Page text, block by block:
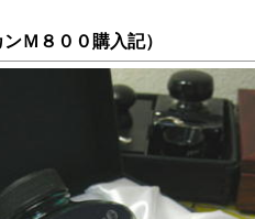
Ｍ８００購入記）